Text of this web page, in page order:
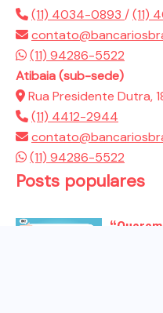
(11) 4034-0893 /(11)
(11) 94286-5522
Atibaia (sub-sede)
Rua Presidente Dutra,
(11) 4412-2944
(11) 94286-5522
Posts populares